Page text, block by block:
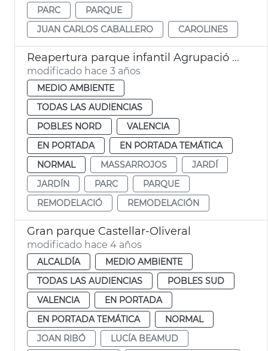
PARC
PARQUE
JUAN CARLOS CABALLERO
CAROLINES
Reapertura parque infantil Agrupació Musical de Massarrojos
modificado hace 3 años
MEDIO AMBIENTE
TODAS LAS AUDIENCIAS
POBLES NORD
VALENCIA
EN PORTADA
EN PORTADA TEMÁTICA
NORMAL
MASSARROJOS
JARDÍ
JARDÍN
PARC
PARQUE
REMODELACIÓ
REMODELACIÓN
Gran parque Castellar-Oliveral
modificado hace 4 años
ALCALDÍA
MEDIO AMBIENTE
TODAS LAS AUDIENCIAS
POBLES SUD
VALENCIA
EN PORTADA
EN PORTADA TEMÁTICA
NORMAL
JOAN RIBÓ
LUCÍA BEAMUD